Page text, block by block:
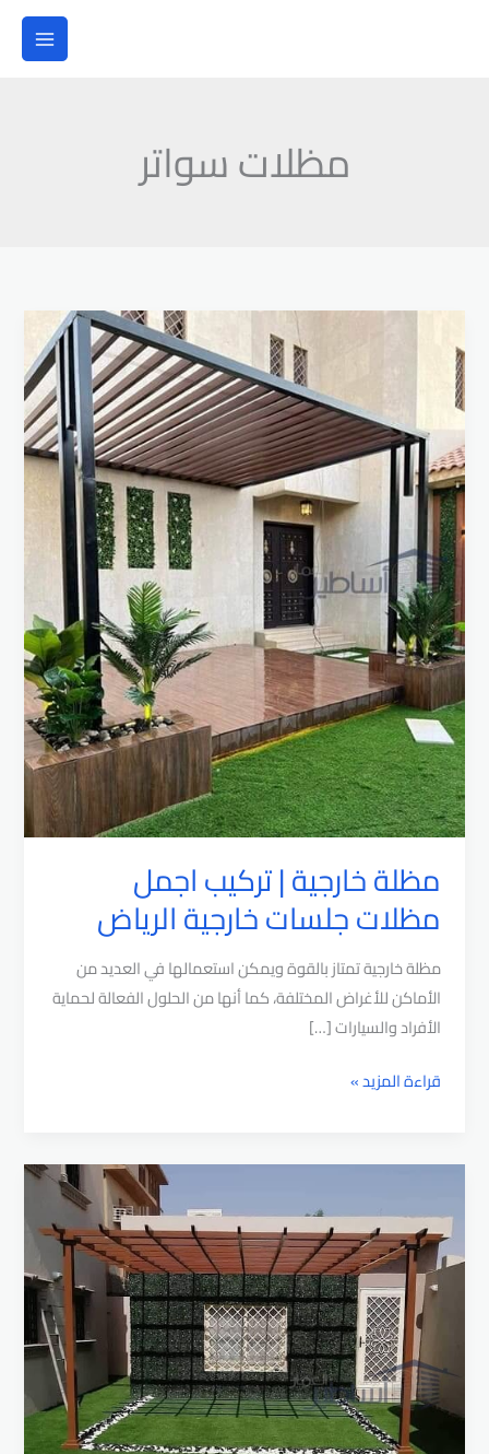
مظلات سواتر
مظلة خارجية | تركيب اجمل
مظلات جلسات خارجية الرياض
مظلة خارجية تمتاز بالقوة ويمكن استعمالها في العديد من
الأماكن للأغراض المختلفة، كما أنها من الحلول الفعالة لحماية
الأفراد والسيارات […]
مظلة
تركيب
مظلات
جلسات
خارجية
الرياض
قراءة المزيد »